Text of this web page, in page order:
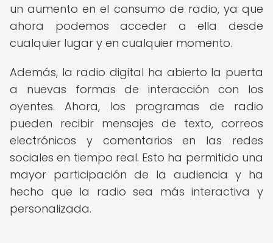
un aumento en el consumo de radio, ya que
ahora podemos acceder a ella desde
cualquier lugar y en cualquier momento.
Además, la radio digital ha abierto la puerta
a nuevas formas de interacción con los
oyentes. Ahora, los programas de radio
pueden recibir mensajes de texto, correos
electrónicos y comentarios en las redes
sociales en tiempo real. Esto ha permitido una
mayor participación de la audiencia y ha
hecho que la radio sea más interactiva y
personalizada.